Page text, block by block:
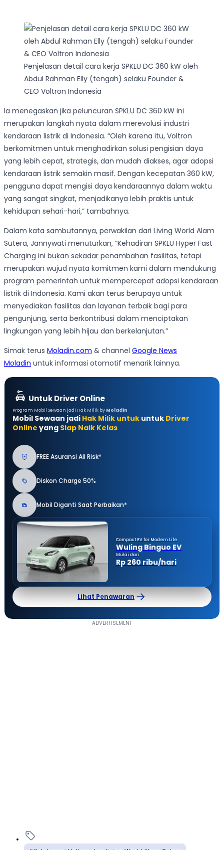
Penjelasan detail cara kerja SPKLU DC 360 kW oleh
Abdul Rahman Elly (tengah) selaku Founder &
CEO Voltron Indonesia
Ia menegaskan jika peluncuran SPKLU DC 360 kW ini
merupakan langkah nyata dalam merevolusi industri
kendaraan listrik di Indonesia. “Oleh karena itu, Voltron
berkomitmen untuk menghadirkan solusi pengisian daya
yang lebih cepat, strategis, dan mudah diakses, agar adopsi
kendaraan listrik semakin masif. Dengan kecepatan 360 kW,
pengguna dapat mengisi daya kendaraannya dalam waktu
yang sangat singkat, menjadikanya lebih praktis untuk
kehidupan sehari-hari,” tambahnya.
Dalam kata sambutannya, perwakilan dari Living World Alam
Sutera, Jannywati menuturkan, “Kehadiran SPKLU Hyper Fast
Charging ini bukan sekadar penambahan fasilitas, tetapi
merupakan wujud nyata komitmen kami dalam mendukung
program pemerintah untuk mempercepat adopsi kendaraan
listrik di Indonesia. Kami akan terus berupaya untuk
menyediakan fasilitas dan layanan terbaik bagi para
pengunjung, serta berkontribusi dalam menciptakan
lingkungan yang lebih hijau dan berkelanjutan.”
Simak terus Moladin.com & channel Google News
Moladin untuk informasi otomotif menarik lainnya.
Untuk Driver Online
Program Mobil Sewaan jadi Hak Milik by Moladin
Mobil Sewaan jadi Hak Milik untuk untuk Driver
Online yang Siap Naik Kelas
FREE Asuransi All Risk*
Diskon Charge 50%
Mobil Diganti Saat Perbaikan*
Compact EV for Modern Life
Wuling Binguo EV
Mulai dari
Rp 260 ribu/hari
Lihat Penawaran